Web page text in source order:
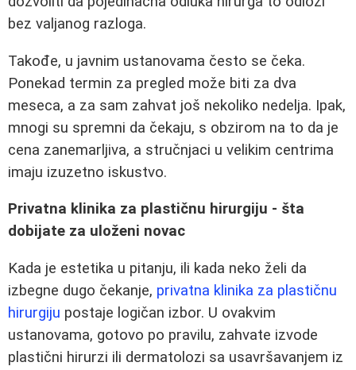
bez valjanog razloga.
Takođe, u javnim ustanovama često se čeka.
Ponekad termin za pregled može biti za dva
meseca, a za sam zahvat još nekoliko nedelja. Ipak,
mnogi su spremni da čekaju, s obzirom na to da je
cena zanemarljiva, a stručnjaci u velikim centrima
imaju izuzetno iskustvo.
Privatna klinika za plastičnu hirurgiju - šta
dobijate za uloženi novac
Kada je estetika u pitanju, ili kada neko želi da
izbegne dugo čekanje, privatna klinika za plastičnu
hirurgiju postaje logičan izbor. U ovakvim
ustanovama, gotovo po pravilu, zahvate izvode
plastični hirurzi ili dermatolozi sa usavršavanjem iz